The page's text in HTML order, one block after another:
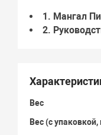
1. Мангал
2.
Вес
Вес (с упаковкой,